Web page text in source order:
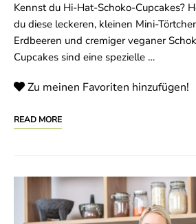
Kennst du Hi-Hat-Schoko-Cupcakes?
du diese leckeren, kleinen Mini-
Erdbeeren und cremiger veganer
Cupcakes sind eine spezielle …
Zu meinen Favoriten hinzufügen!
READ MORE